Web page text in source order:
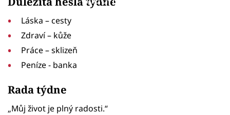
Láska – cesty
Zdraví – kůže
Práce – sklizeň
Peníze - banka
Rada týdne
„Můj život je plný radosti.“